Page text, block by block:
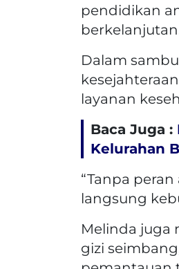
pendidikan
Dalam
layanan
Baca Juga :
Kelurahan
“Tanpa
langsung
Melinda juga
gizi